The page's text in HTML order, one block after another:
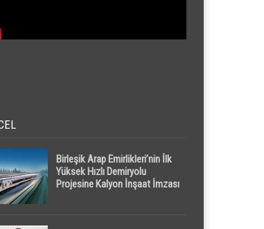
Birleşik Arap Emirlikleri’nin İlk
Yüksek Hızlı Demiryolu
Projesine Kalyon İnşaat İmzası